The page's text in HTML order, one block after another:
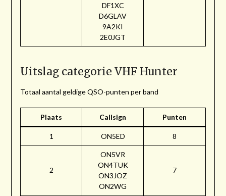
DF1XC
D6GLAV
9A2KI
2E0JGT
Uitslag categorie VHF Hunter
Totaal aantal geldige QSO-punten per band
Plaats Callsign Punten
1 ON5ED 8
2
ON5VR
ON4TUK
ON3JOZ
ON2WG
7